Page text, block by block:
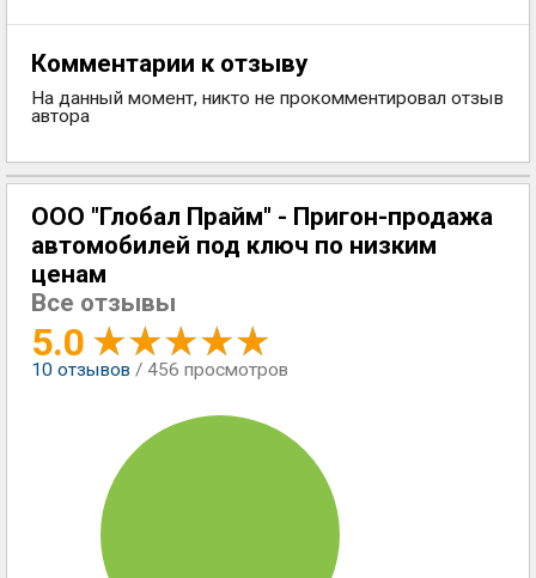
Комментарии к отзыву
На данный момент, никто не прокомментировал отзыв
автора
ООО "Глобал Прайм" - Пригон-продажа
автомобилей под ключ по низким
ценам
Все отзывы
5.0
10 отзывов / 456 просмотров